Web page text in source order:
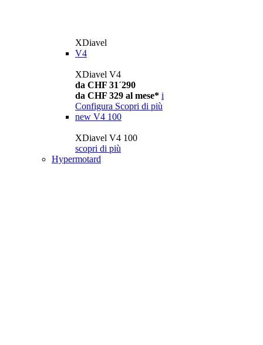
XDiavel
V4
XDiavel V4
da CHF 31´290
da CHF 329 al mese* i
Configura Scopri di più
new V4 100
XDiavel V4 100
scopri di più
Hypermotard